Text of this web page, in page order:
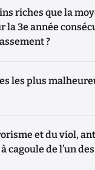
riches que la
la 3e année
?
les plus
et du viol,
cagoule de l’un